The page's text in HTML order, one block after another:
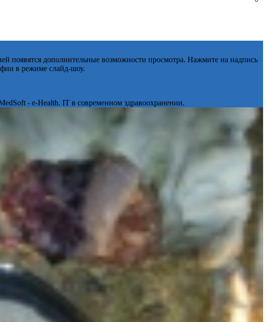
появятся дополнительные возможности просмотра. Нажмите на надпись
в режиме слайд-шоу.
- e-Health. IT в современном здравоохранении.